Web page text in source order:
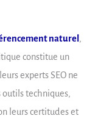
naturel
constitue un
experts SEO ne
techniques,
leurs certitudes et